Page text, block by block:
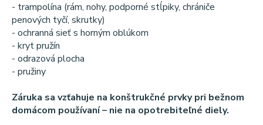
- trampolína (rám, nohy, podporné stĺpiky, chrániče
penových tyčí, skrutky)
- ochranná sieť s horným oblúkom
- kryt pružín
- odrazová plocha
- pružiny
Záruka sa vzťahuje na konštrukčné prvky pri bežnom
domácom používaní – nie na opotrebiteľné diely.